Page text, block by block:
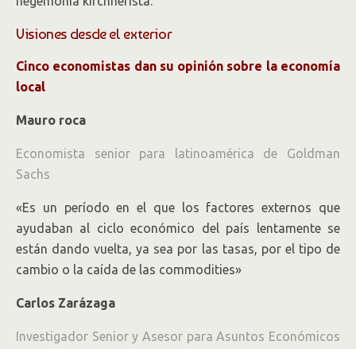
Visiones desde el exterior
Cinco economistas dan su opinión sobre la economía
local
Mauro roca
Economista senior para latinoamérica de Goldman
Sachs
«Es un período en el que los factores externos que
ayudaban al ciclo económico del país lentamente se
están dando vuelta, ya sea por las tasas, por el tipo de
cambio o la caída de las commodities»
Carlos Zarázaga
Investigador Senior y Asesor para Asuntos Económicos